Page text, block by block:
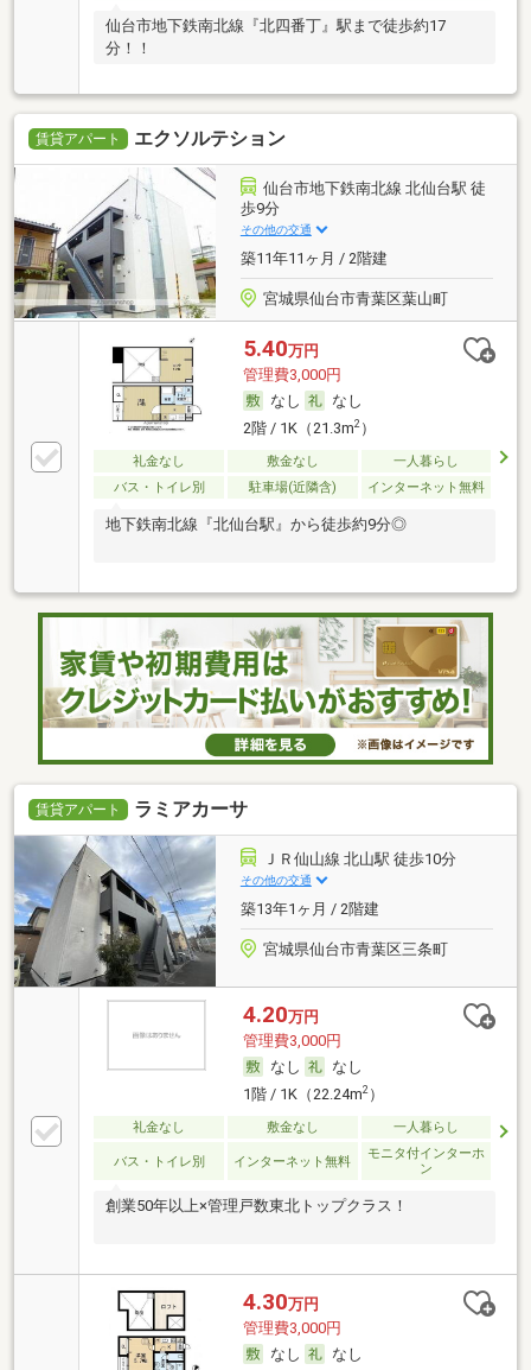
仙台市地下鉄南北線『北四番丁』駅まで徒歩約17
分！！
賃貸アパート エクソルテション
仙台市地下鉄南北線 北仙台駅 徒
歩9分
その他の交通
築11年11ヶ月 / 2階建
宮城県仙台市青葉区葉山町
5.40万円
管理費3,000円
なし
なし
2階 / 1K（21.3m2）
礼金なし 敷金なし
一人暮らし
バス・トイレ別
駐車場(近隣含) インターネット無料
地下鉄南北線『北仙台駅』から徒歩約9分◎
賃貸アパート ラミアカーサ
ＪＲ仙山線 北山駅 徒歩10分
その他の交通
築13年1ヶ月 / 2階建
宮城県仙台市青葉区三条町
4.20万円
管理費3,000円
なし
なし
1階 / 1K（22.24m2）
礼金なし 敷金なし 一人暮らし
バス・トイレ別 インターネット無料
モニタ付インターホ
ン
創業50年以上×管理戸数東北トップクラス！
4.30万円
管理費3,000円
なし
なし